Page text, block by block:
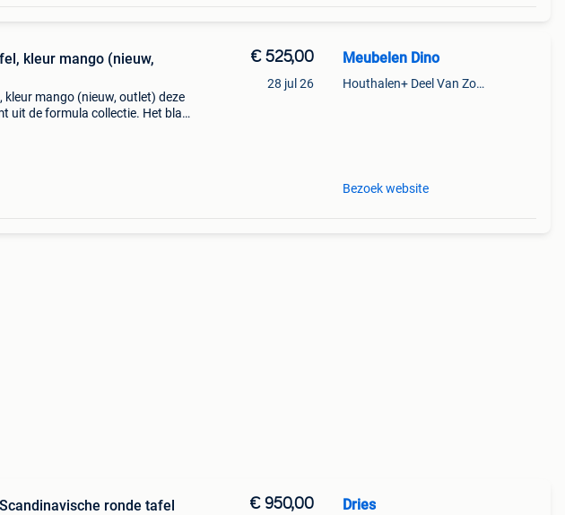
kleur mango (nieuw,
kleur mango (nieuw, outlet) deze
uit de formula collectie. Het blad
€ 525,00
28 jul 26
Meubelen Dino
Houthalen+ Deel Van Zonhoven En Zolder
Bezoek website
ronde tafel € 950,00 Dries